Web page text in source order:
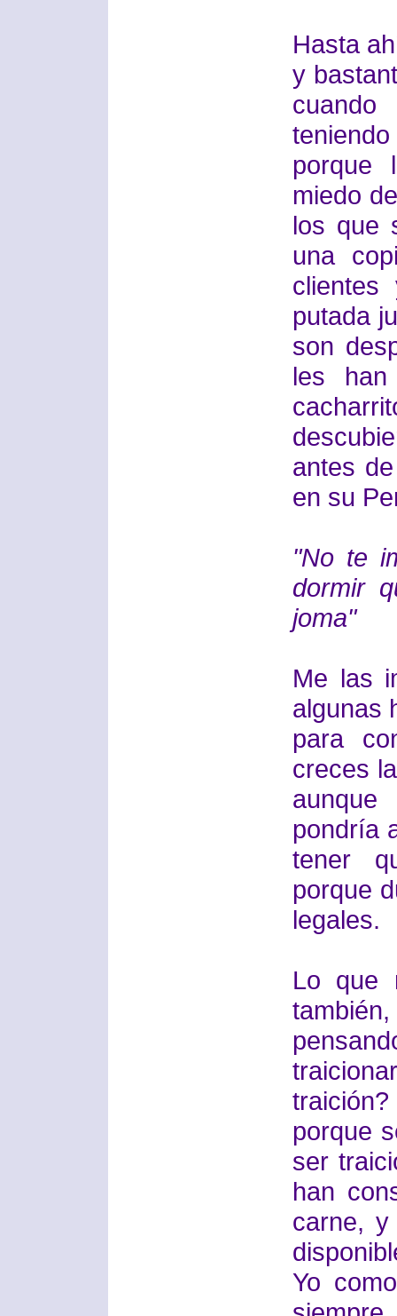
Hasta
y
cuando
porque
miedo
los que
una
putada
son
les han
antes
en su
"No te
dormir
joma"
Me las
algunas
para
creces
pondría
tener
porque
legales.
Lo que
porque
ser
han
carne,
Yo